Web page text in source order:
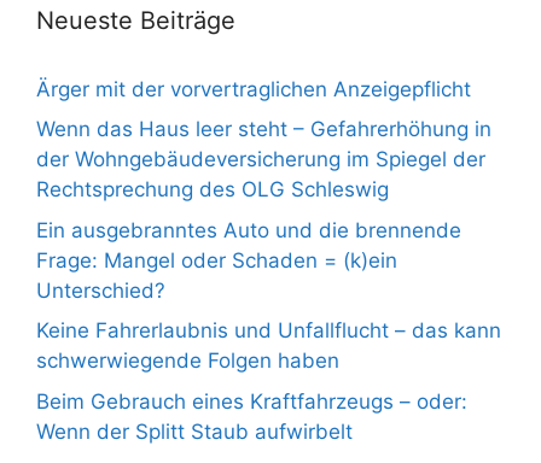
Neueste Beiträge
Ärger mit der vorvertraglichen Anzeigepflicht
Wenn das Haus leer steht – Gefahrerhöhung in
der Wohngebäudeversicherung im Spiegel der
Rechtsprechung des OLG Schleswig
Ein ausgebranntes Auto und die brennende
Frage: Mangel oder Schaden = (k)ein
Unterschied?
Keine Fahrerlaubnis und Unfallflucht – das kann
schwerwiegende Folgen haben
Beim Gebrauch eines Kraftfahrzeugs – oder:
Wenn der Splitt Staub aufwirbelt